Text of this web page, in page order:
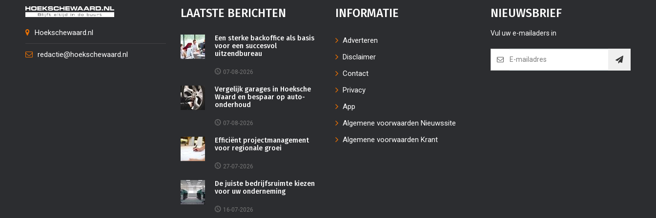
Hoekschewaard.nl
redactie@hoekschewaard.nl
LAATSTE BERICHTEN
Een sterke backoffice als basis
voor een succesvol
uitzendbureau
07-08-2026
Vergelijk garages in Hoeksche
Waard en bespaar op auto-
onderhoud
07-08-2026
Efficiënt projectmanagement
voor regionale groei
27-07-2026
De juiste bedrijfsruimte kiezen
voor uw onderneming
16-07-2026
INFORMATIE
Adverteren
Disclaimer
Contact
Privacy
App
Algemene voorwaarden Nieuwssite
Algemene voorwaarden Krant
NIEUWSBRIEF
Vul uw e-mailaders in